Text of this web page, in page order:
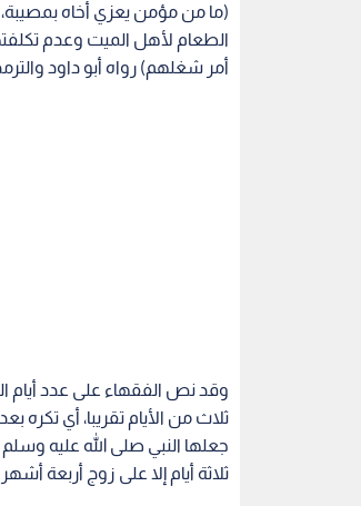
(ما من مؤمن يعزي أخاه بمصيبة،
الطعام لأهل الميت وعدم
أمر شغلهم) رواه أبو داود
وقد نص الفقهاء على عدد أيام
ثلاث من الأيام تقريبا، أي
جعلها النبي صلى الله عليه
ثلاثة أيام إلا على زوج أربعة أشهر